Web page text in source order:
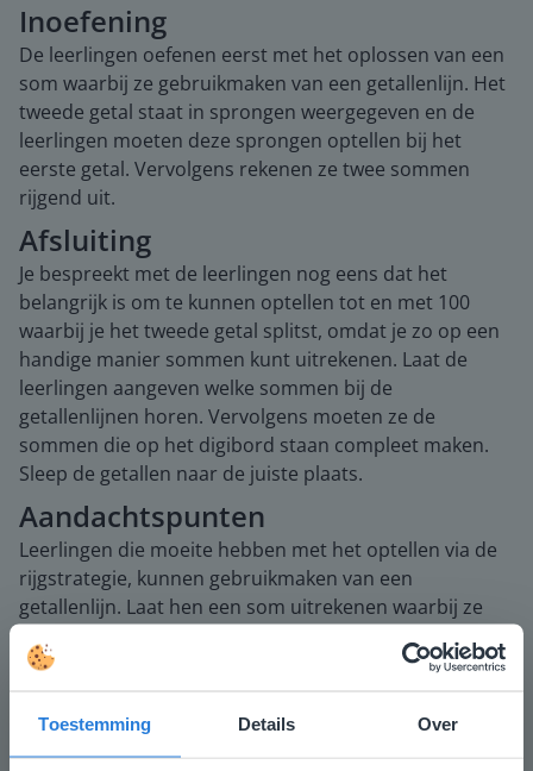
Toestemming Details Over
Inoefening
De leerlingen oefenen eerst met het oplossen van een
som waarbij ze gebruikmaken van een getallenlijn. Het
tweede getal staat in sprongen weergegeven en de
leerlingen moeten deze sprongen optellen bij het
eerste getal. Vervolgens rekenen ze twee sommen
rijgend uit.
Afsluiting
Je bespreekt met de leerlingen nog eens dat het
belangrijk is om te kunnen optellen tot en met 100
waarbij je het tweede getal splitst, omdat je zo op een
handige manier sommen kunt uitrekenen. Laat de
leerlingen aangeven welke sommen bij de
getallenlijnen horen. Vervolgens moeten ze de
sommen die op het digibord staan compleet maken.
Sleep de getallen naar de juiste plaats.
Aandachtspunten
Leerlingen die moeite hebben met het optellen via de
rijgstrategie, kunnen gebruikmaken van een
getallenlijn. Laat hen een som uitrekenen waarbij ze
het tweede getal in sprongen op de getallenlijn moeten
tekenen. Benadruk dat ze eerst een sprong moeten
maken met de tienvouden en vervolgens met de
eenheden. Geef aan dat je bij sprongen van de
eenheden ook eerst naar een tiental kunt tellen en